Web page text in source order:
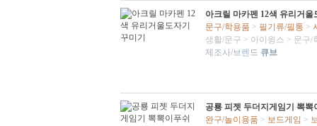
아크릴 마카펜 12색 유리거울
문구/학용품 > 필기류/필통 >
생활/문구 > 아이윙스 > 문구/
제조사/브렌드 큐브
공룡 피젯 두더지게임기 뽁뽁
완구/놀이용품 > 보드게임 >